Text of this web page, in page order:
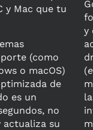
y Mac que tu
(como
o macOS)
de
es un
no
actualiza su
y
(